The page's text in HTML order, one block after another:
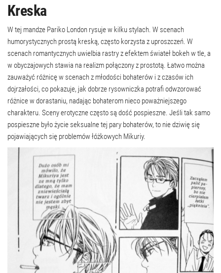
Kreska
W tej mandze Pariko London rysuje w kilku stylach. W scenach
humorystycznych prostą kreską, często korzysta z uproszczeń. W
scenach romantycznych uwielbia rastry z efektem świateł bokeh w tle, a
w obyczajowych stawia na realizm połączony z prostotą. Łatwo można
zauważyć różnicę w scenach z młodości bohaterów i z czasów ich
dojrzałości, co pokazuje, jak dobrze rysowniczka potrafi odwzorować
różnice w dorastaniu, nadając bohaterom nieco poważniejszego
charakteru. Sceny erotyczne często są dość pospieszne. Jeśli tak samo
pospieszne było życie seksualne tej pary bohaterów, to nie dziwię się
pojawiających się problemów łóżkowych Mikuriy.